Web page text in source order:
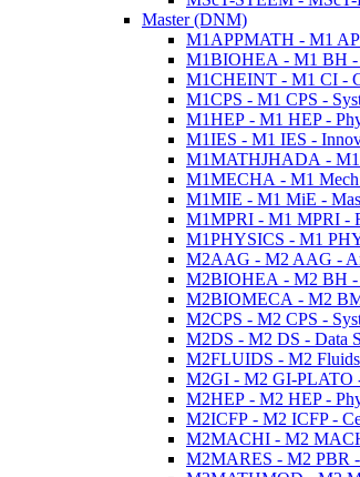
Master (DNM)
M1APPMATH - M1
M1BIOHEA - M1 BH -
M1CHEINT - M1 CI -
M1CPS - M1 CPS -
M1HEP - M1 HEP -
M1IES - M1 IES -
M1MATHJHADA - M1
M1MECHA - M1 Mech
M1MIE - M1 MiE -
M1MPRI - M1 MPRI -
M1PHYSICS - M1
M2AAG - M2 AAG -
M2BIOHEA - M2 BH -
M2BIOMECA - M2
M2CPS - M2 CPS -
M2DS - M2 DS - Data
M2FLUIDS - M2 Fluids
M2GI - M2 GI-PLATO -
M2HEP - M2 HEP -
M2ICFP - M2 ICFP -
M2MACHI - M2
M2MARES - M2 PBR -